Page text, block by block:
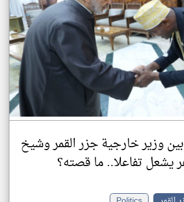
بين وزير خارجية جزر القمر وشيخ
يشعل تفاعلا.. ما قصته؟